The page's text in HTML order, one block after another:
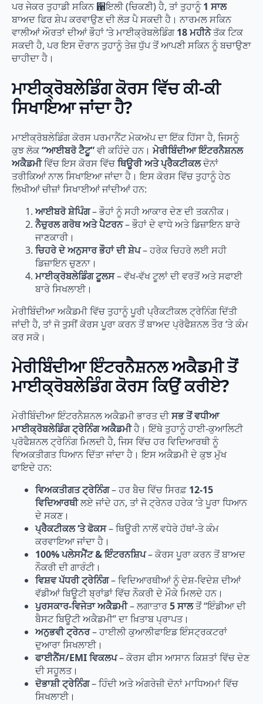
ਪਰ ਜੇਕਰ ਤੁਹਾਡੀ ਸਕਿਨ ਑ਇਲੀ (ਚਿਕਣੀ) ਹੈ, ਤਾਂ ਤੁਹਾਨੂੰ1 ਸਾਲ
ਬਾਅਦ ਫਿਰ ਸ਼ੇਪ ਕਰਵਾਉਣ ਦੀ ਲੋੜ ਪੈ ਸਕਦੀ ਹੈ। ਨਾਰਮਲ ਸਕਿਨ
ਵਾਲੀਆਂ ਔਰਤਾਂ ਦੀਆਂ ਭੌਹਾਂ ‘ਤੇ ਮਾਈਕ੍ਰੋਬਲੇਡਿੰਗ18 ਮਹੀਨੇਤੱਕ ਟਿਕ
ਸਕਦੀ ਹੈ, ਪਰ ਇਸ ਦੌਰਾਨ ਤੁਹਾਨੂੰ ਤੇਜ਼ ਧੁੱਪ ਤੋਂ ਆਪਣੀ ਸਕਿਨ ਨੂੰ ਬਚਾਉਣਾ
ਚਾਹੀਦਾ ਹੈ।
ਮਾਈਕ੍ਰੋਬਲੇਡਿੰਗ ਕੋਰਸ ਵਿੱਚ ਕੀ-ਕੀ
ਸਿਖਾਇਆ ਜਾਂਦਾ ਹੈ?
ਮਾਈਕ੍ਰੋਬਲੇਡਿੰਗ ਕੋਰਸ ਪਰਮਾਨੈਂਟ ਮੇਕਅੱਪ ਦਾ ਇੱਕ ਹਿੱਸਾ ਹੈ, ਜਿਸਨੂੰ
ਕੁਝ ਲੋਕ“ਆਈਬਰੋ ਟੈਟੂ”ਵੀ ਕਹਿੰਦੇ ਹਨ। ਮੇਰੀਬਿੰਦੀਆ ਇੰਟਰਨੈਸ਼ਨਲ
ਅਕੈਡਮੀਵਿੱਚ ਇਸ ਕੋਰਸ ਵਿੱਚਥਿਊਰੀ ਅਤੇ ਪ੍ਰੈਕਟੀਕਲਦੋਨਾਂ
ਤਰੀਕਿਆਂ ਨਾਲ ਸਿਖਾਇਆ ਜਾਂਦਾ ਹੈ। ਇਸ ਕੋਰਸ ਵਿੱਚ ਤੁਹਾਨੂੰ ਹੇਠ
ਲਿਖੀਆਂ ਚੀਜ਼ਾਂ ਸਿਖਾਈਆਂ ਜਾਂਦੀਆਂ ਹਨ:
ਆਈਬਰੋ ਸ਼ੇਪਿੰਗ– ਭੌਹਾਂ ਨੂੰ ਸਹੀ ਆਕਾਰ ਦੇਣ ਦੀ ਤਕਨੀਕ।
ਨੈਚੁਰਲ ਗਰੋਥ ਅਤੇ ਪੈਟਰਨ– ਭੌਹਾਂ ਦੇ ਵਾਧੇ ਅਤੇ ਡਿਜ਼ਾਇਨ ਬਾਰੇ
ਜਾਣਕਾਰੀ।
ਚਿਹਰੇ ਦੇ ਅਨੁਸਾਰ ਭੌਹਾਂ ਦੀ ਸ਼ੇਪ– ਹਰੇਕ ਚਿਹਰੇ ਲਈ ਸਹੀ
ਡਿਜ਼ਾਇਨ ਚੁਣਨਾ।
ਮਾਈਕ੍ਰੋਬਲੇਡਿੰਗ ਟੂਲਸ– ਵੱਖ-ਵੱਖ ਟੂਲਾਂ ਦੀ ਵਰਤੋਂ ਅਤੇ ਸਫਾਈ
ਬਾਰੇ ਸਿਖਲਾਈ।
ਮੇਰੀਬਿੰਦੀਆ ਅਕੈਡਮੀ ਵਿੱਚ ਤੁਹਾਨੂੰ ਪੂਰੀ ਪ੍ਰੈਕਟੀਕਲ ਟ੍ਰੇਨਿੰਗ ਦਿੱਤੀ
ਜਾਂਦੀ ਹੈ, ਤਾਂ ਜੋ ਤੁਸੀਂ ਕੋਰਸ ਪੂਰਾ ਕਰਨ ਤੋਂ ਬਾਅਦ ਪ੍ਰੋਫੈਸ਼ਨਲ ਤੌਰ ‘ਤੇ ਕੰਮ
ਕਰ ਸਕੋ।
ਮੇਰੀਬਿੰਦੀਆ ਇੰਟਰਨੈਸ਼ਨਲ ਅਕੈਡਮੀ ਤੋਂ
ਮਾਈਕ੍ਰੋਬਲੇਡਿੰਗ ਕੋਰਸ ਕਿਉਂ ਕਰੀਏ?
ਮੇਰੀਬਿੰਦੀਆ ਇੰਟਰਨੈਸ਼ਨਲ ਅਕੈਡਮੀ ਭਾਰਤ ਦੀਸਭ ਤੋਂ ਵਧੀਆ
ਮਾਈਕ੍ਰੋਬਲੇਡਿੰਗ ਟ੍ਰੇਨਿੰਗ ਅਕੈਡਮੀਹੈ। ਇੱਥੇ ਤੁਹਾਨੂੰ ਹਾਈ-ਕੁਆਲਿਟੀ
ਪ੍ਰੋਫੈਸ਼ਨਲ ਟ੍ਰੇਨਿੰਗ ਮਿਲਦੀ ਹੈ, ਜਿਸ ਵਿੱਚ ਹਰ ਵਿਦਿਆਰਥੀ ਨੂੰ
ਵਿਅਕਤੀਗਤ ਧਿਆਨ ਦਿੱਤਾ ਜਾਂਦਾ ਹੈ। ਇਸ ਅਕੈਡਮੀ ਦੇ ਕੁਝ ਮੁੱਖ
ਫਾਇਦੇ ਹਨ:
ਵਿਅਕਤੀਗਤ ਟ੍ਰੇਨਿੰਗ– ਹਰ ਬੈਚ ਵਿੱਚ ਸਿਰਫ਼ 12-15
ਵਿਦਿਆਰਥੀਲਏ ਜਾਂਦੇ ਹਨ, ਤਾਂ ਜੋ ਟ੍ਰੇਨਰ ਹਰੇਕ ‘ਤੇ ਪੂਰਾ ਧਿਆਨ
ਦੇ ਸਕਣ।
ਪ੍ਰੈਕਟੀਕਲ ‘ਤੇ ਫੋਕਸ– ਥਿਊਰੀ ਨਾਲੋਂ ਵਧੇਰੇ ਹੱਥਾਂ-ਤੇ ਕੰਮ
ਕਰਵਾਇਆ ਜਾਂਦਾ ਹੈ।
100% ਪਲੇਸਮੈਂਟ & ਇੰਟਰਨਸ਼ਿਪ– ਕੋਰਸ ਪੂਰਾ ਕਰਨ ਤੋਂ ਬਾਅਦ
ਨੌਕਰੀ ਦੀ ਗਾਰੰਟੀ।
ਵਿਸ਼ਵ ਪੱਧਰੀ ਟ੍ਰੇਨਿੰਗ– ਵਿਦਿਆਰਥੀਆਂ ਨੂੰ ਦੇਸ਼-ਵਿਦੇਸ਼ ਦੀਆਂ
ਵੱਡੀਆਂ ਬਿਊਟੀ ਬ੍ਰਾਂਡਾਂ ਵਿੱਚ ਨੌਕਰੀ ਦੇ ਮੌਕੇ ਮਿਲਦੇ ਹਨ।
ਪੁਰਸਕਾਰ-ਵਿਜੇਤਾ ਅਕੈਡਮੀ– ਲਗਾਤਾਰ5 ਸਾਲਤੋਂ “ਇੰਡੀਆ ਦੀ
ਬੈਸਟ ਬਿਊਟੀ ਅਕੈਡਮੀ” ਦਾ ਖ਼ਿਤਾਬ ਪ੍ਰਾਪਤ।
ਅਨੁਭਵੀ ਟ੍ਰੇਨਰ– ਹਾਈਲੀ ਕੁਆਲੀਫਾਇਡ ਇੰਸਟ੍ਰਕਟਰਾਂ
ਦੁਆਰਾ ਸਿਖਲਾਈ।
ਫਾਈਨੈਂਸ/EMI ਵਿਕਲਪ– ਕੋਰਸ ਫੀਸ ਆਸਾਨ ਕਿਸ਼ਤਾਂ ਵਿੱਚ ਦੇਣ
ਦੀ ਸਹੂਲਤ।
ਦੋਭਾਸ਼ੀ ਟ੍ਰੇਨਿੰਗ– ਹਿੰਦੀ ਅਤੇ ਅੰਗਰੇਜ਼ੀ ਦੋਨਾਂ ਮਾਧਿਅਮਾਂ ਵਿੱਚ
ਸਿਖਲਾਈ।